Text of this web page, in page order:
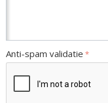
Anti-spam validatie